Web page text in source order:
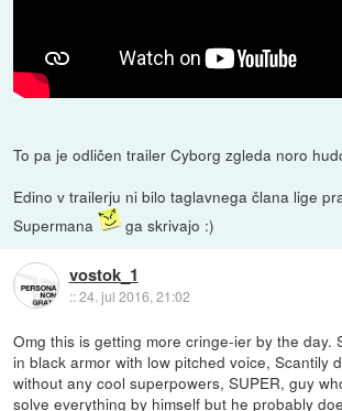
To pa je odličen trailer Cyborg zgleda noro
Edino v trailerju ni bilo taglavnega člana lige
Supermana
ga skrivajo :)
vostok_1
::24. jul 2016, 21:02
Omg this is getting more cringe-ier by the day.
in black armor with low pitched voice, Scantily
without any cool superpowers, SUPER, guy
solve everything by himself but he probably